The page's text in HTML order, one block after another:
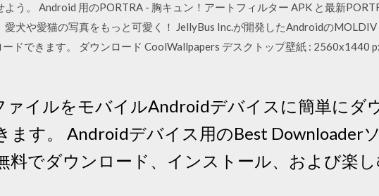
う。 Android 用のPORTRA - 胸キュン！アートフィルター APK と最新
愛犬や愛猫の写真をもっと可愛く！ JellyBus Inc.が開発したAndroidのMOLDIV
ドできます。 ダウンロード CoolWallpapers デスクトップ壁紙 : 2560x1440
ァイルをモバイルAndroidデバイスに簡単にダ
ます。 Androidデバイス用のBest Downloader
料でダウンロード、インストール、および楽